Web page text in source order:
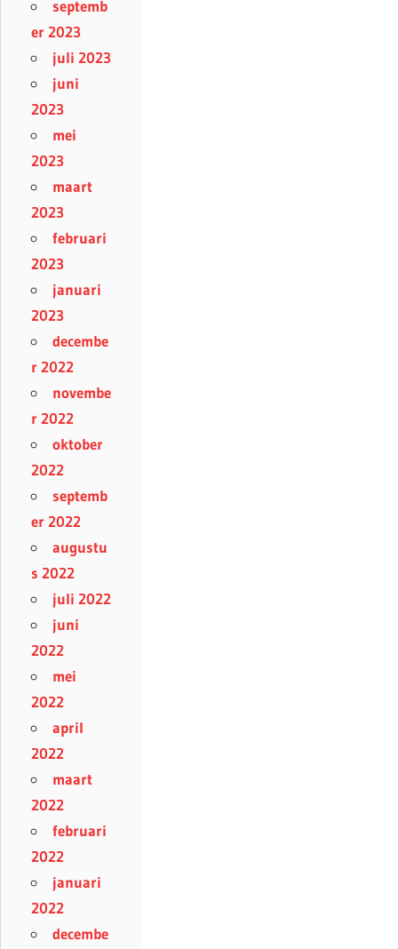
septemb
er 2023
juli 2023
juni
2023
mei
2023
maart
2023
februari
2023
januari
2023
decembe
r 2022
novembe
r 2022
oktober
2022
septemb
er 2022
augustu
s 2022
juli 2022
juni
2022
mei
2022
april
2022
maart
2022
februari
2022
januari
2022
decembe